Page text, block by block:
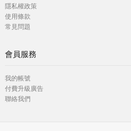
隱私權政策
使用條款
常見問題
會員服務
我的帳號
付費升級廣告
聯絡我們